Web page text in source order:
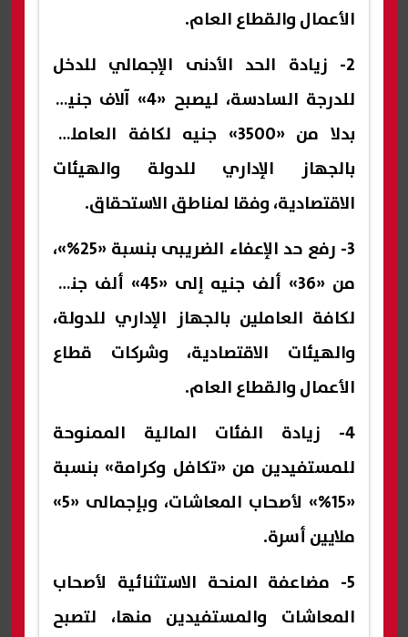
الأعمال والقطاع العام.
2- زيادة الحد الأدنى الإجمالي للدخل
للدرجة السادسة، ليصبح «4» آلاف جنيه،
بدلا من «3500» جنيه لكافة العاملين
بالجهاز الإداري للدولة والهيئات
الاقتصادية، وفقا لمناطق الاستحقاق.
3- رفع حد الإعفاء الضريبى بنسبة «25%»،
من «36» ألف جنيه إلى «45» ألف جنيه
لكافة العاملين بالجهاز الإداري للدولة،
والهيئات الاقتصادية، وشركات قطاع
الأعمال والقطاع العام.
4- زيادة الفئات المالية الممنوحة
للمستفيدين من «تكافل وكرامة» بنسبة
«15%» لأصحاب المعاشات، وبإجمالى «5»
ملايين أسرة.
5- مضاعفة المنحة الاستثنائية لأصحاب
المعاشات والمستفيدين منها، لتصبح